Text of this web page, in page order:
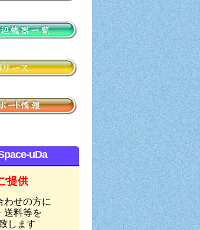
uDa
提供
わせの方に
送料等を
します